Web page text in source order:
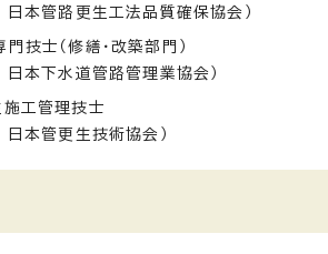
本管路更生工法品質確保協会）
技士（修繕・改築部門）
本下水道管路管理業協会）
施工管理技士
本管更生技術協会）